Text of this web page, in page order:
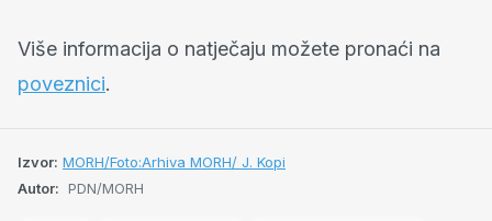
Više informacija o natječaju možete pronaći na
poveznici.
Izvor: MORH/Foto:Arhiva MORH/ J. Kopi
Autor: PDN/MORH